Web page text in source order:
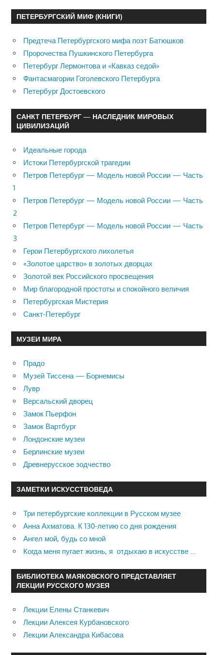
ПЕТЕРБУРГСКИЙ МИФ (КНИГИ)
Предтеча Петербургского мифа поэт Батюшков
Пророчества Пушкинского Петербурга
Петербург Лермонтова и «Кавказ седой»
Фантасмагории Гоголевского Петербурга
Петербург Достоевского
САНКТ ПЕТЕРБУРГ — НАСЛЕДНИК МИРОВЫХ
ЦИВИЛИЗАЦИЙ
Идеальные города
Истоки Петербургской трагедии
Петров Петербург — Модель новой России — Часть
1
Петров Петербург — Модель новой России — Часть
2
Петров Петербург — Модель новой России — Часть
3
Герои Петербургского лихолетья
«Золотое царство» в золотых дворцах
Золотой век Российского просвещения
Мир благородной простоты и спокойного величия
Петербургская Мистерия
Санкт-Петербург
МУЗЕИ МИРА
Прадо
Музей Тиссена — Борнемисы
Лувр
Версальский дворец
Замок Пьерфон
Замок Вартбург
Лондонские музеи
Берлинские музеи
Древнерусское зодчество
ЗАМЕТКИ ИСКУССТВОВЕДА
Три петербургские коллекции в Русском музее
Анна Ахматова. К 130-летию со дня рождения
Ангел мой, будь со мной
Когда меня пугает жизнь, я отдыхаю в искусстве …
БИБЛИОТЕКА МАЯКОВСКОГО ПРЕДСТАВЛЯЕТ
ЛЕКЦИИ РУССКОГО МУЗЕЯ
Лекции Елены Станкевич
Лекции Алексея Курбановского
Лекции Александра Кибасова